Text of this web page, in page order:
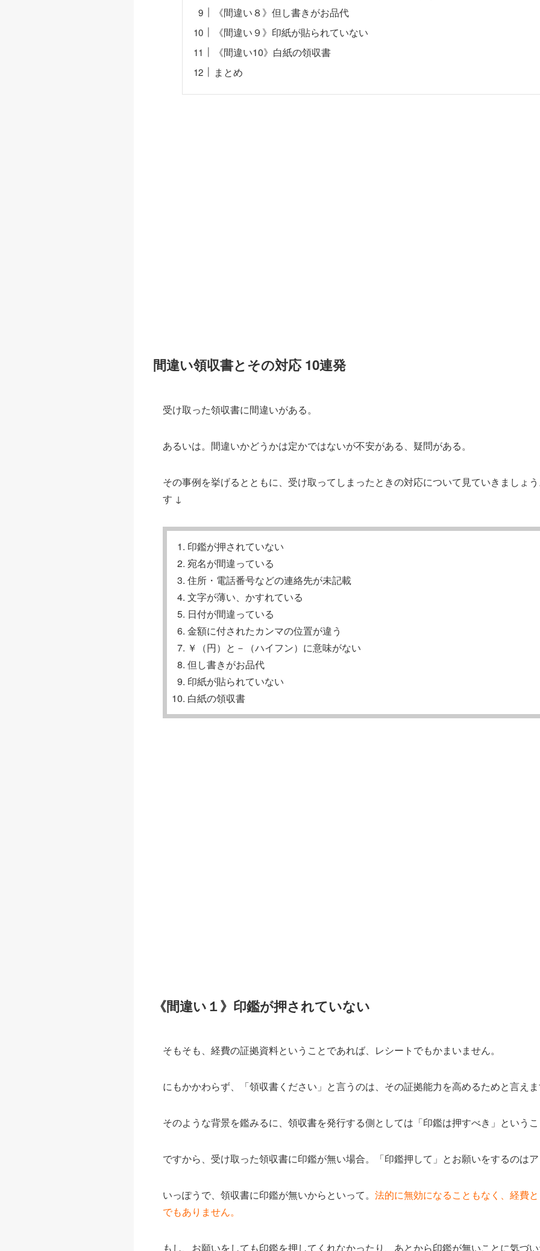
《間違い８》但し書きがお品代
《間違い９》印紙が貼られていない
《間違い10》白紙の領収書
まとめ
間違い領収書とその対応 10連発
受け取った領収書に間違いがある。
あるいは。間違いかどうかは定かではないが不安がある、疑問がある。
その事例を挙げるとともに、受け取ってしまったときの対応について見ていきましょ
す ↓
印鑑が押されていない
宛名が間違っている
住所・電話番号などの連絡先が未記載
文字が薄い、かすれている
日付が間違っている
金額に付されたカンマの位置が違う
￥（円）と－（ハイフン）に意味がない
但し書きがお品代
印紙が貼られていない
白紙の領収書
《間違い１》印鑑が押されていない
そもそも、経費の証拠資料ということであれば、レシートでもかまいません。
にもかかわらず、「領収書ください」と言うのは、その証拠能力を高めるためと言え
そのような背景を鑑みるに、領収書を発行する側としては「印鑑は押すべき」という
ですから、受け取った領収書に印鑑が無い場合。「印鑑押して」とお願いをするのは
いっぽうで、領収書に印鑑が無いからといって。 法的に無効になることもなく、経費
でもありません。
もし、お願いをしても印鑑を押してくれなかったり、あとから印鑑が無いことに気づ